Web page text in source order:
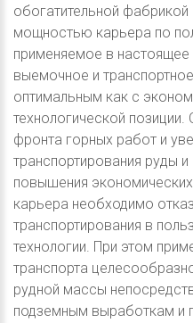
обогатительной фабрикой
мощностью карьера по
применяемое в
выемочное и
оптимальным как с
технологической
фронта горных работ и
транспортирования руды
повышения
карьера необходимо
транспортирования в
технологии. При этом
транспорта
рудной массы
подземным выработкам и